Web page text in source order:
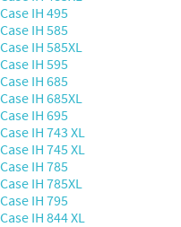
IH 495
IH 585
IH 585XL
IH 595
IH 685
IH 685XL
IH 695
IH 743 XL
IH 745 XL
IH 785
IH 785XL
IH 795
IH 844 XL